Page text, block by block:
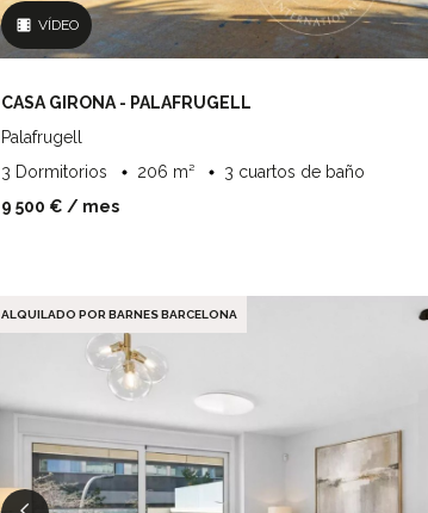
VÍDEO
CASA GIRONA - PALAFRUGELL
Palafrugell
3 Dormitorios
206 m²
3 cuartos de baño
9 500 € / mes
ALQUILADO POR BARNES BARCELONA